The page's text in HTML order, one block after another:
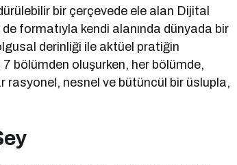
bir çerçevede ele alan Dijital
formatıyla kendi alanında dünyada bir
derinliği ile aktüel pratiğin
bölümden oluşurken, her bölümde,
nesnel ve bütüncül bir üslupla,